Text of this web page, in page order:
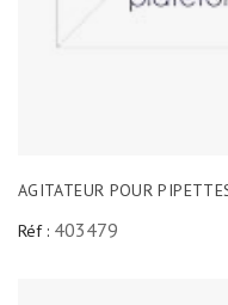
AGITATEUR POUR
Réf : 403479